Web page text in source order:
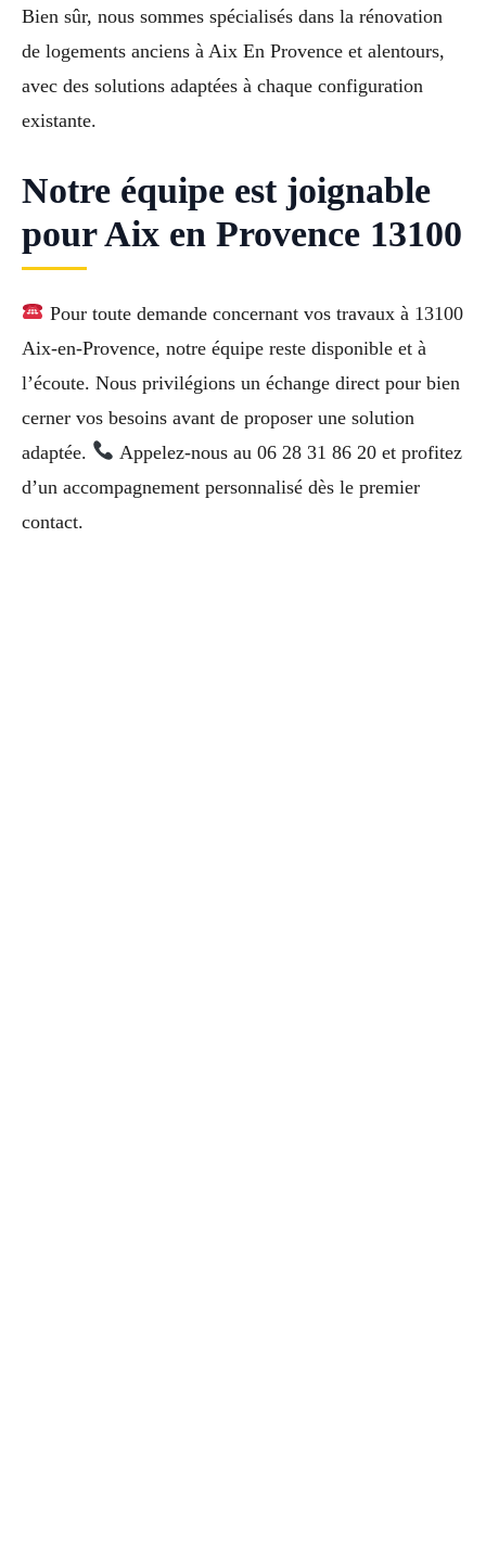
Bien sûr, nous sommes spécialisés dans la rénovation
de logements anciens à Aix En Provence et alentours,
avec des solutions adaptées à chaque configuration
existante.
Notre équipe est joignable
pour Aix en Provence 13100
Pour toute demande concernant vos travaux à 13100
Aix-en-Provence, notre équipe reste disponible et à
l’écoute. Nous privilégions un échange direct pour bien
cerner vos besoins avant de proposer une solution
adaptée.
Appelez-nous au 06 28 31 86 20 et profitez
d’un accompagnement personnalisé dès le premier
contact.